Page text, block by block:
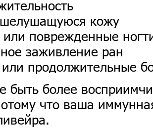
кожу
поврежденные
заживление ран
продолжительные
быть более
что ваша